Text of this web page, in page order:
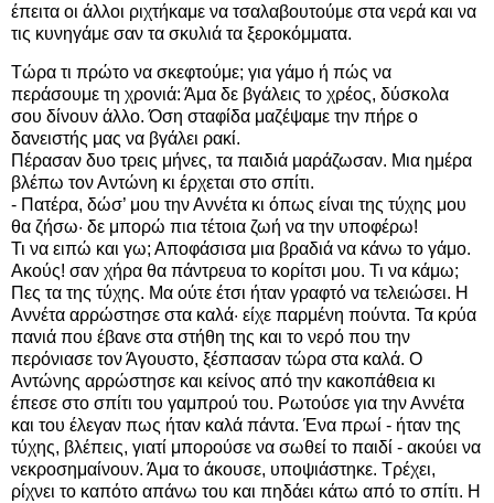
έπειτα οι άλλοι ριχτήκαμε να τσαλαβουτούμε στα νερά και να
τις κυνηγάμε σαν τα σκυλιά τα ξεροκόμματα.
Τώρα τι πρώτο να σκεφτούμε; για γάμο ή πώς να
περάσουμε τη χρονιά: Άμα δε βγάλεις το χρέος, δύσκολα
σου δίνουν άλλο. Όση σταφίδα μαζέψαμε την πήρε ο
δανειστής μας να βγάλει ρακί.
Πέρασαν δυο τρεις μήνες, τα παιδιά μαράζωσαν. Μια ημέρα
βλέπω τον Αντώνη κι έρχεται στο σπίτι.
- Πατέρα, δώσ’ μου την Αννέτα κι όπως είναι της τύχης μου
θα ζήσω· δε μπορώ πια τέτοια ζωή να την υποφέρω!
Τι να ειπώ και γω; Αποφάσισα μια βραδιά να κάνω το γάμο.
Ακούς! σαν χήρα θα πάντρευα το κορίτσι μου. Τι να κάμω;
Πες τα της τύχης. Μα ούτε έτσι ήταν γραφτό να τελειώσει. Η
Αννέτα αρρώστησε στα καλά· είχε παρμένη πούντα. Τα κρύα
πανιά που έβανε στα στήθη της και το νερό που την
περόνιασε τον Άγουστο, ξέσπασαν τώρα στα καλά. Ο
Αντώνης αρρώστησε και κείνος από την κακοπάθεια κι
έπεσε στο σπίτι του γαμπρού του. Ρωτούσε για την Αννέτα
και του έλεγαν πως ήταν καλά πάντα. Ένα πρωί - ήταν της
τύχης, βλέπεις, γιατί μπορούσε να σωθεί το παιδί - ακούει να
νεκροσημαίνουν. Άμα το άκουσε, υποψιάστηκε. Τρέχει,
ρίχνει το καπότο απάνω του και πηδάει κάτω από το σπίτι. Η